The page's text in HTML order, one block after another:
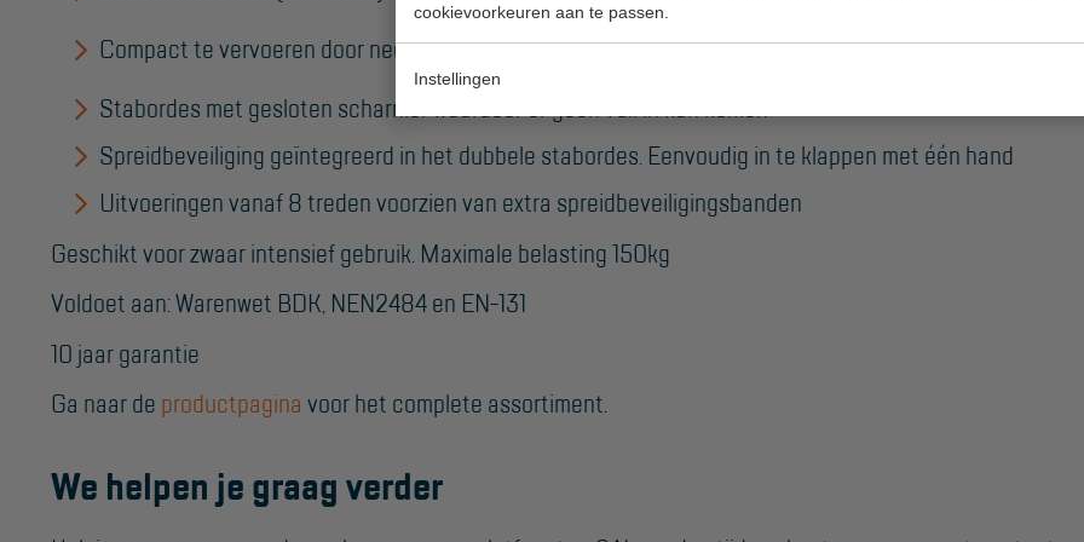
cookievoorkeuren aan te passen.
Instellingen
Compact te vervoeren door neerklapbare beugel
Stabordes met gesloten scharnier waardoor er geen vuil in kan komen
Spreidbeveiliging geïntegreerd in het dubbele stabordes. Eenvoudig in te klappen met één hand
Uitvoeringen vanaf 8 treden voorzien van extra spreidbeveiligingsbanden
Geschikt voor zwaar intensief gebruik. Maximale belasting 150kg
Voldoet aan: Warenwet BDK, NEN2484 en EN-131
10 jaar garantie
Ga naar de productpagina voor het complete assortiment.
We helpen je graag verder